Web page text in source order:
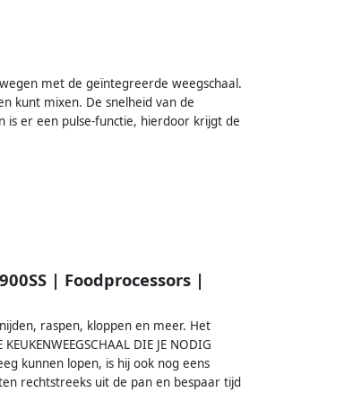
met de geïntegreerde weegschaal.
kunt mixen. De snelheid van de
is er een pulse-functie, hierdoor krijgt de
| Foodprocessors |
raspen, kloppen en meer. Het
DIE JE NODIG
kunnen lopen, is hij ook nog eens
rechtstreeks uit de pan en bespaar tijd